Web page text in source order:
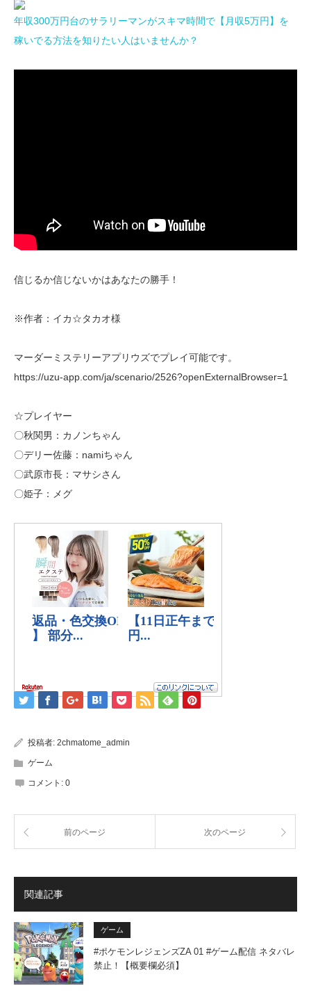
年収300万円台のサラリーマンがスキマ時間で【月収5万円】を
稼いでる方法を知りたい人はいませんか？
信じるか信じないかはあなたの勝手！
※作者：イカ☆タカオ様
マーダーミステリーアプリウズでプレイ可能です。
https://uzu-app.com/ja/scenario/2526?openExternalBrowser=1
☆プレイヤー
〇秋関男：カノンちゃん
〇デリー佐藤：namiちゃん
〇武原市長：マサシさん
〇姫子：メグ
投稿者: 2chmatome_admin
ゲーム
コメント: 0
前のページ 次のページ
関連記事
ゲーム
#ポケモンレジェンズZA 01 #ゲーム配信 ネタバレ
禁止！【概要欄必須】